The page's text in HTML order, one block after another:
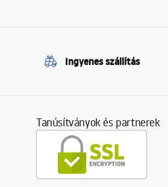
Ingyenes szállítás
Tanúsítványok és partnerek